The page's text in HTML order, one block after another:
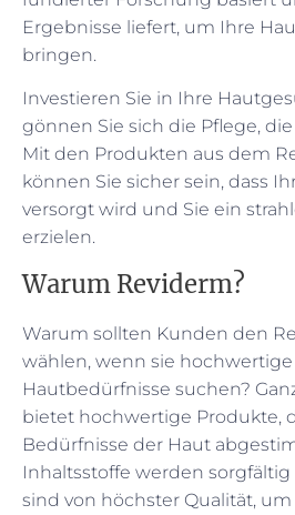
Ergebnisse liefert, um Ihre
bringen.
Investieren Sie in Ihre
gönnen Sie sich die Pflege,
Mit den Produkten aus dem
können Sie sicher sein, dass
versorgt wird und Sie ein
erzielen.
Warum Reviderm?
Warum sollten Kunden den
wählen, wenn sie
Hautbedürfnisse suchen?
bietet hochwertige Produkte,
Bedürfnisse der Haut
Inhaltsstoffe werden
sind von höchster Qualität,